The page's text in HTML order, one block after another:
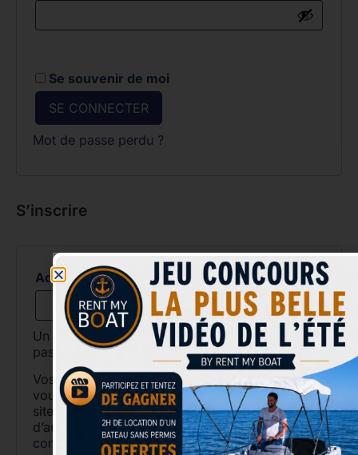
Se souvenir de moi
SE CONNECTER
Mot de passe perdu ?
S’inscrire
Adresse e-mail*
Un lien permettant de définir un nouveau mot de
passe sera envoyé à votre adresse e-mail.
Vos données personnelles seront utilisées pour
vous accompagner au cours de votre visite du
site web, gérer l’accès à votre compte, et pour
d’autres raisons décrites dans notrepolitique de
confidentialité.